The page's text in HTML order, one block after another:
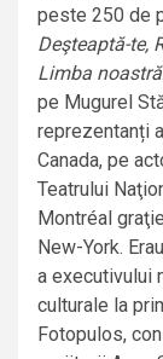
peste 250 de
Deşteaptă-te,
Limba noastră
pe Mugurel
reprezentanți
Canada, pe
Teatrului
Montréal
New-York.
a executivului
culturale la
Fotopulos,